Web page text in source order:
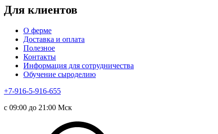
Для клиентов
О ферме
Доставка и оплата
Полезное
Контакты
Информация для сотрудничества
Обучение сыроделию
+7-916-5-916-655
с 09:00 до 21:00 Мск